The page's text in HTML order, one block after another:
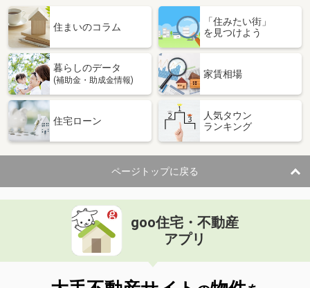
住まいのコラム
「住みたい街」
を見つけよう
暮らしのデータ
(補助金・助成金情報)
家賃相場
住宅ローン
人気タウン
ランキング
ページトップに戻る
goo住宅・不動産
アプリ